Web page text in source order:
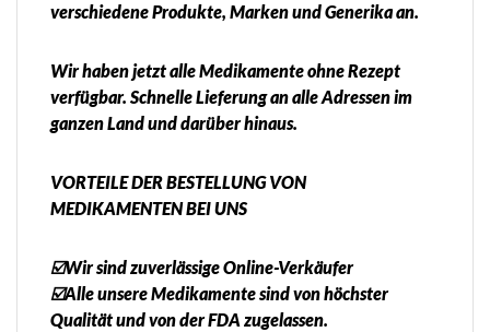
verschiedene Produkte, Marken und Generika an.
Wir haben jetzt alle Medikamente ohne Rezept
verfügbar. Schnelle Lieferung an alle Adressen im
ganzen Land und darüber hinaus.
VORTEILE DER BESTELLUNG VON
MEDIKAMENTEN BEI UNS
☑️Wir sind zuverlässige Online-Verkäufer
☑️Alle unsere Medikamente sind von höchster
Qualität und von der FDA zugelassen.